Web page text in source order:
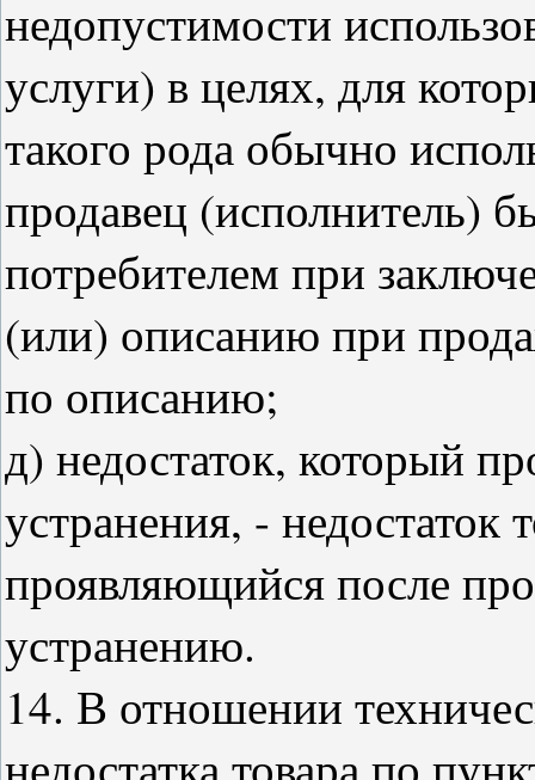
недопустимости
услуги) в целях, для
такого рода обычно
продавец (исполнитель)
потребителем при
(или) описанию при
по описанию;
д) недостаток, который
устранения, - недостаток
проявляющийся после
устранению.
14. В отношении